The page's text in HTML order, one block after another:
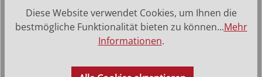
Diese Website verwendet Cookies, um Ihnen die
bestmögliche Funktionalität bieten zu können...Mehr
Informationen.